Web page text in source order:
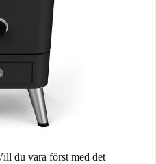
du vara först med det